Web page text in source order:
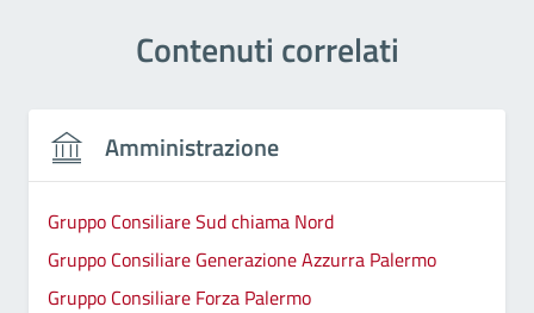
Contenuti correlati
Amministrazione
Gruppo Consiliare Sud chiama Nord
Gruppo Consiliare Generazione Azzurra Palermo
Gruppo Consiliare Forza Palermo